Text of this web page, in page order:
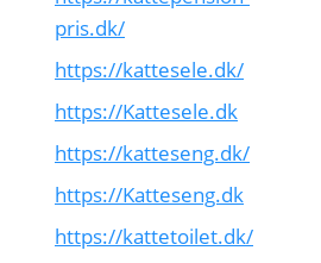
pris.dk/
https://kattesele.dk/
https://Kattesele.dk
https://katteseng.dk/
https://Katteseng.dk
https://kattetoilet.dk/